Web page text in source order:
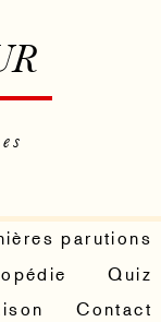
parutions
Quiz
Contact